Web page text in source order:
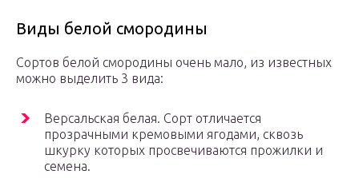
Виды белой смородины
Сортов белой смородины очень мало, из известных
можно выделить 3 вида:
Версальская белая. Сорт отличается
прозрачными кремовыми ягодами, сквозь
шкурку которых просвечиваются прожилки и
семена.